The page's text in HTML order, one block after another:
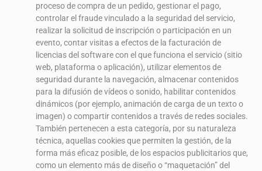
proceso de compra de un pedido, gestionar el pago,
controlar el fraude vinculado a la seguridad del servicio,
realizar la solicitud de inscripción o participación en un
evento, contar visitas a efectos de la facturación de
licencias del software con el que funciona el servicio (sitio
web, plataforma o aplicación), utilizar elementos de
seguridad durante la navegación, almacenar contenidos
para la difusión de vídeos o sonido, habilitar contenidos
dinámicos (por ejemplo, animación de carga de un texto o
imagen) o compartir contenidos a través de redes sociales.
También pertenecen a esta categoría, por su naturaleza
técnica, aquellas cookies que permiten la gestión, de la
forma más eficaz posible, de los espacios publicitarios que,
como un elemento más de diseño o “maquetación” del